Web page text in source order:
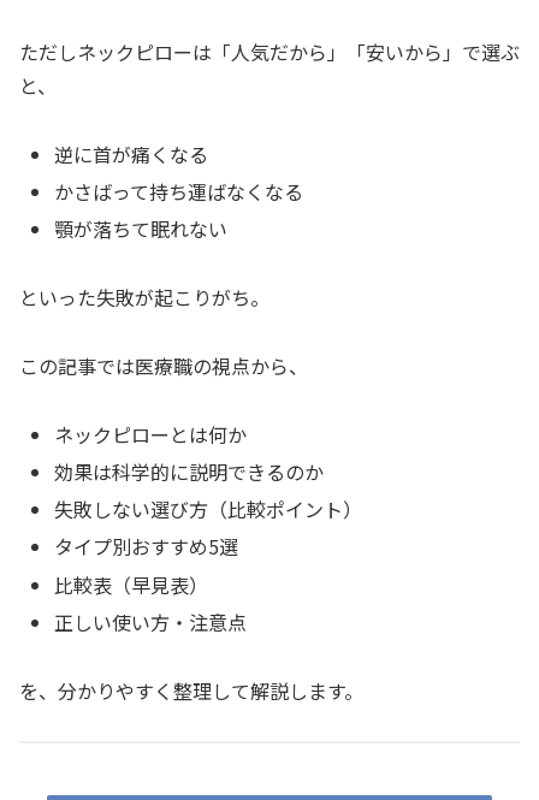
ただしネックピローは「人気だから」「安いから」で選ぶ
と、
逆に首が痛くなる
かさばって持ち運ばなくなる
顎が落ちて眠れない
といった失敗が起こりがち。
この記事では医療職の視点から、
ネックピローとは何か
効果は科学的に説明できるのか
失敗しない選び方（比較ポイント）
タイプ別おすすめ5選
比較表（早見表）
正しい使い方・注意点
を、分かりやすく整理して解説します。